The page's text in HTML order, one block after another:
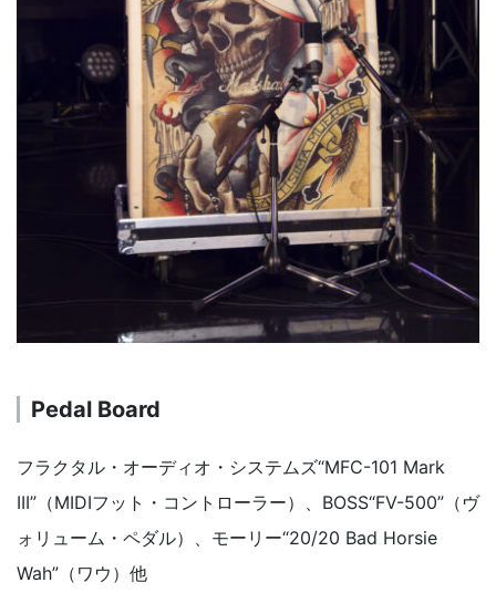
Pedal Board
フラクタル・オーディオ・システムズ“MFC-101 Mark
III”（MIDIフット・コントローラー）、BOSS“FV-500”（ヴ
ォリューム・ペダル）、モーリー“20/20 Bad Horsie
Wah”（ワウ）他